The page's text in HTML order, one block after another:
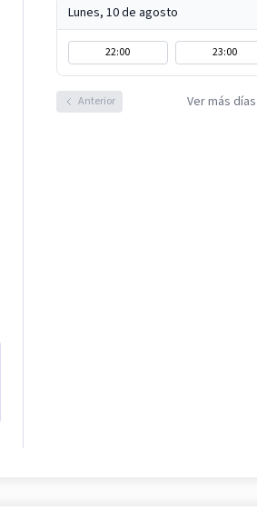
Lunes, 10 de agosto
22:00 23:00
Anterior Ver más días